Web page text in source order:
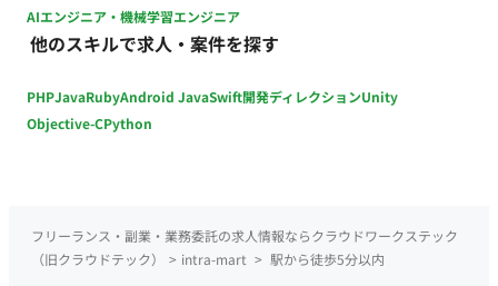
AIエンジニア・機械学習エンジニア
他のスキルで求人・案件を探す
PHPJavaRubyAndroid JavaSwift開発ディレクションUnity
Objective-CPython
フリーランス・副業・業務委託の求人情報ならクラウドワークステック
（旧クラウドテック）
> intra-mart > 駅から徒歩5分以内